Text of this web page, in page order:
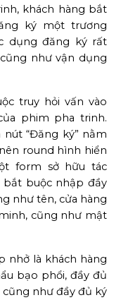
khách hàng bắt
ký một trương
dụng đăng ký rất
như vận dụng
truy hỏi vấn vào
phim pha trinh.
“Đăng ký” nằm
round hình hiển
form sở hữu tác
buộc nhập đầy
như tên, cửa hàng
cũng như mật
nhở là khách hàng
bạo phổi, đầy đủ
như đầy đủ ký